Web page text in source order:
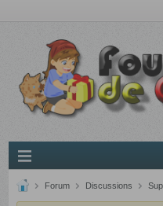
Forum Discussions